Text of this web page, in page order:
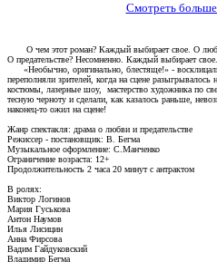
Смотреть
О чем этот роман? Каждый выбирает свое. О
О предательстве? Несомненно. Каждый выбирает
«Необычно, оригинально, блестяще!» -
переполняли зрителей, когда на сцене
костюмы, лазерные шоу, мастерство художника по
тесную черноту и сделали, как казалось раньше,
наконец-то ожил на сцене!
Жанр спектакля: драма о любви и предательстве
Режиссер - постановщик: В. Бегма
Музыкальное оформление: С.Манченко
Ограничение возраста: 12+
Продолжительность 2 часа 20 минут с антрактом
В ролях:
Виктор Логинов
Мария Гуськова
Антон Наумов
Илья Лисицин
Анна Фирсова
Вадим Гайдуковский
Владимир Бегма